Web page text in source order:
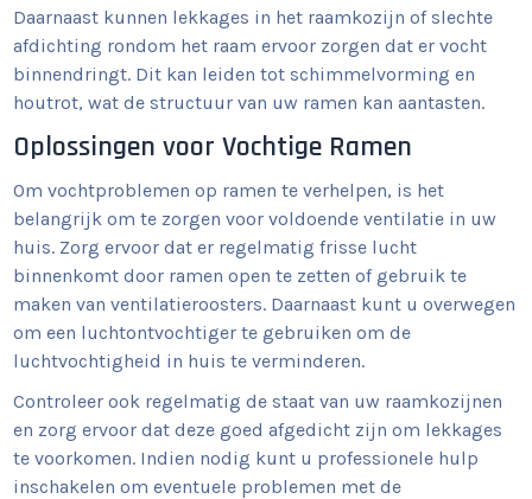
Daarnaast kunnen lekkages in het raamkozijn of slechte
afdichting rondom het raam ervoor zorgen dat er vocht
binnendringt. Dit kan leiden tot schimmelvorming en
houtrot, wat de structuur van uw ramen kan aantasten.
Oplossingen voor Vochtige Ramen
Om vochtproblemen op ramen te verhelpen, is het
belangrijk om te zorgen voor voldoende ventilatie in uw
huis. Zorg ervoor dat er regelmatig frisse lucht
binnenkomt door ramen open te zetten of gebruik te
maken van ventilatieroosters. Daarnaast kunt u overwegen
om een luchtontvochtiger te gebruiken om de
luchtvochtigheid in huis te verminderen.
Controleer ook regelmatig de staat van uw raamkozijnen
en zorg ervoor dat deze goed afgedicht zijn om lekkages
te voorkomen. Indien nodig kunt u professionele hulp
inschakelen om eventuele problemen met de